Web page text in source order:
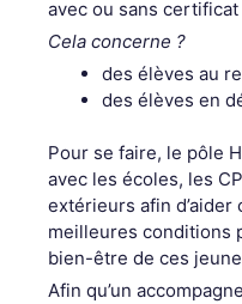
avec ou sans certificat
Cela concerne ?
des élèves au
des élèves en
Pour se faire, le pôle
avec les écoles, les
extérieurs afin
meilleures conditions
bien-être de ces
Afin qu’un